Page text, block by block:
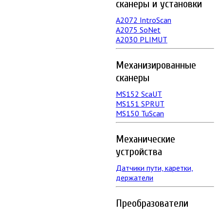
сканеры и установки
А2072 IntroScan
А2075 SoNet
А2030 PLIMUT
Механизированные
сканеры
MS152 SсaUT
MS151 SPRUT
MS150 TuScan
Механические
устройства
Датчики пути, каретки,
держатели
Преобразователи